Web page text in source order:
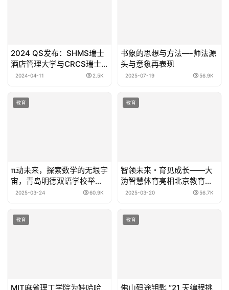
2024 QS发布：SHMS瑞士
酒店管理大学与CRCS瑞士
恺撒里兹大学荣登全球前
均列全球前七
2024-04-11 2.5K
书象的思想与方法—-师法源
头与意象再表现
2025-07-19 56.9K
教育
π动未来，探索数学的无垠宇
宙，青岛明德双语学校举办π
Day主题教育活动
2025-03-24 60.9K
教育
智领未来・育见成长——大
沩智慧体育亮相北京教育装
备展 科技赋能体育教育新图
2025-03-20 56.7K
教育
MIT麻省理工学院为娃哈哈
教育
佛山码途钥匙 “21 天编程挑